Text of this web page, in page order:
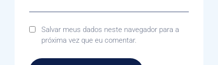
Salvar meus dados neste navegador para a
próxima vez que eu comentar.